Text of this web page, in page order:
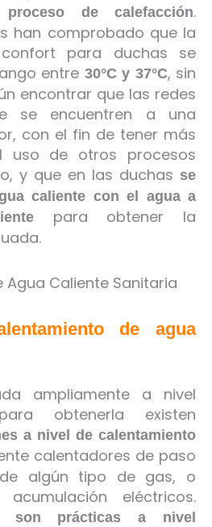
de calefacción.
han comprobado que la
para duchas se
entre 30°C y 37°C, sin
encontrar que las redes
se encuentren a una
con el fin de tener más
uso de otros procesos
y que en las duchas se
caliente con el agua a
para obtener la
de agua
ampliamente a nivel
obtenerla existen
a nivel de calentamiento
calentadores de paso
algún tipo de gas, o
eléctricos.
son prácticas a nivel